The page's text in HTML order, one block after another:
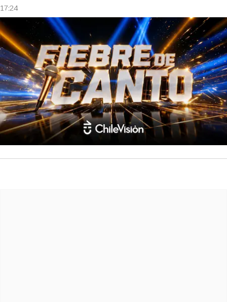
17:24